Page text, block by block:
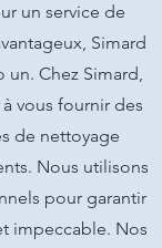
un service de
Simard
un. Chez Simard,
vous fournir des
de nettoyage
Nous utilisons
pour garantir
impeccable. Nos